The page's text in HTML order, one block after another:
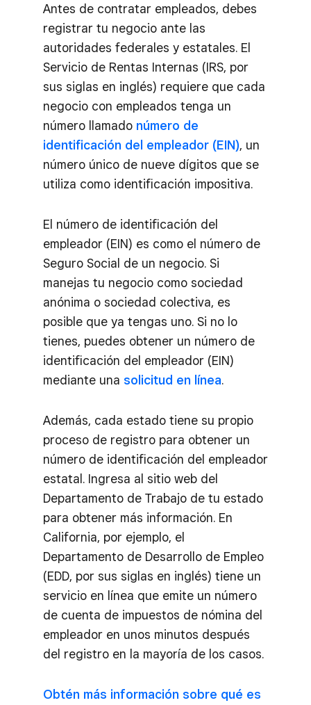
Antes de contratar empleados, debes
registrar tu negocio ante las
autoridades federales y estatales. El
Servicio de Rentas Internas (IRS, por
sus siglas en inglés) requiere que cada
negocio con empleados tenga un
número llamado número de
identificación del empleador (EIN), un
número único de nueve dígitos que se
utiliza como identificación impositiva.
El número de identificación del
empleador (EIN) es como el número de
Seguro Social de un negocio. Si
manejas tu negocio como sociedad
anónima o sociedad colectiva, es
posible que ya tengas uno. Si no lo
tienes, puedes obtener un número de
identificación del empleador (EIN)
mediante una solicitud en línea.
Además, cada estado tiene su propio
proceso de registro para obtener un
número de identificación del empleador
estatal. Ingresa al sitio web del
Departamento de Trabajo de tu estado
para obtener más información. En
California, por ejemplo, el
Departamento de Desarrollo de Empleo
(EDD, por sus siglas en inglés) tiene un
servicio en línea que emite un número
de cuenta de impuestos de nómina del
empleador en unos minutos después
del registro en la mayoría de los casos.
Obtén más información sobre qué es